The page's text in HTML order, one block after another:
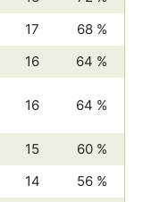
17
68 %
16 64 %
16 64 %
15
60 %
14
56 %